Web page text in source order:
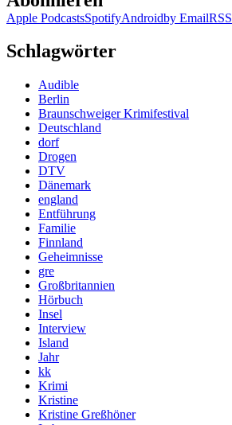
Apple PodcastsSpotifyAndroidby EmailRSS
Schlagwörter
Audible
Berlin
Braunschweiger Krimifestival
Deutschland
dorf
Drogen
DTV
Dänemark
england
Entführung
Familie
Finnland
Geheimnisse
gre
Großbritannien
Hörbuch
Insel
Interview
Island
Jahr
kk
Krimi
Kristine
Kristine Greßhöner